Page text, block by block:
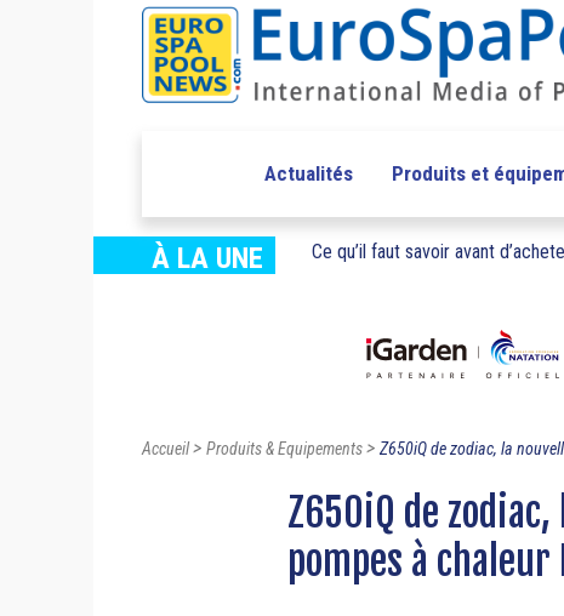
Actualités Produits et
À LA UNE Ce qu’il faut savoir avant
Accueil> Produits & Equipements> Z650iQ de zodiac, la
Z650iQ de
pompes à